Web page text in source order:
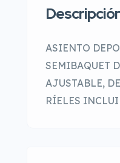
ASIENTO
SEMIBAQUET
AJUSTABLE,
RÍELES